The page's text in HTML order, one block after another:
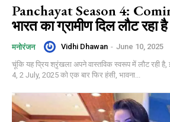
Panchayat Season 4:
भारत का ग्रामीण दिल लौट रहा है
मनोरंजन Vidhi Dhawan - June 10, 2025
चूंकि यह प्रिय श्रृंखला अपने वास्तविक स्वरूप में लौट रही
4, 2 July, 2025 को एक बार फिर हंसी, भावना...